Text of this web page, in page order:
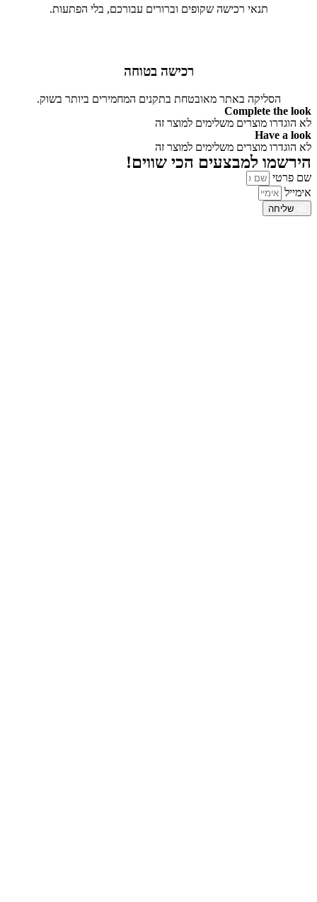
תנאי רכישה שקופים וברורים עבורכם, בלי הפתעות.
רכישה בטוחה
הסליקה באתר מאובטחת בתקנים המחמירים ביותר בשוק.
Complete the look
לא הוגדרו מוצרים משלימים למוצר זה
Have a look
לא הוגדרו מוצרים משלימים למוצר זה
הירשמו למבצעים הכי שווים!
שם פרטי
אימייל
שליחה